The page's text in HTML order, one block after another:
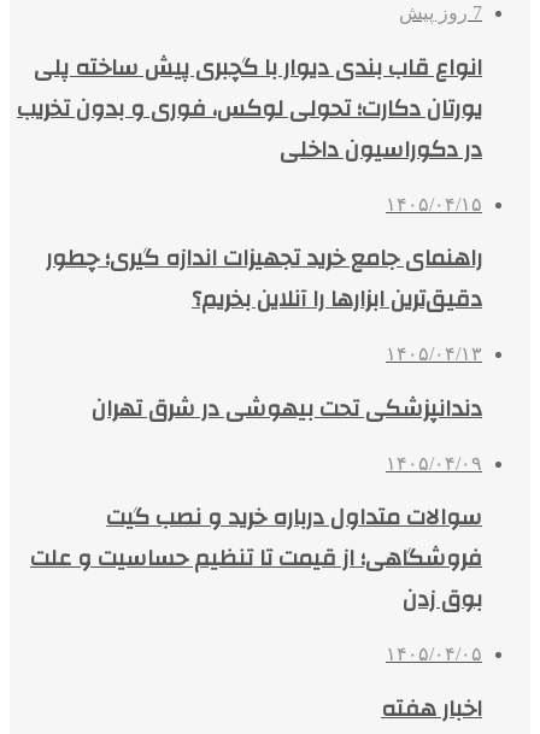
7 روز پیش
انواع قاب بندی دیوار با گچبری پیش ساخته پلی
یورتان دکارت؛ تحولی لوکس، فوری و بدون تخریب
در دکوراسیون داخلی
۱۴۰۵/۰۴/۱۵
راهنمای جامع خرید تجهیزات اندازه گیری؛ چطور
دقیق‌ترین ابزارها را آنلاین بخریم؟
۱۴۰۵/۰۴/۱۳
دندانپزشکی تحت بیهوشی در شرق تهران
۱۴۰۵/۰۴/۰۹
سوالات متداول درباره خرید و نصب گیت
فروشگاهی؛ از قیمت تا تنظیم حساسیت و علت
بوق زدن
۱۴۰۵/۰۴/۰۵
اخبار هفته